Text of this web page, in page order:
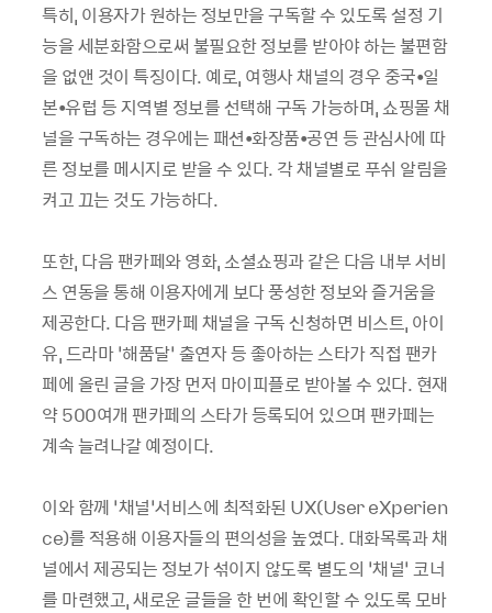
특히, 이용자가 원하는 정보만을 구독할 수 있도록 설정 기
능을 세분화함으로써 불필요한 정보를 받아야 하는 불편함
을 없앤 것이 특징이다. 예로, 여행사 채널의 경우 중국•일
본•유럽 등 지역별 정보를 선택해 구독 가능하며, 쇼핑몰 채
널을 구독하는 경우에는 패션•화장품•공연 등 관심사에 따
른 정보를 메시지로 받을 수 있다. 각 채널별로 푸쉬 알림을
켜고 끄는 것도 가능하다.
또한, 다음 팬카페와 영화, 소셜쇼핑과 같은 다음 내부 서비
스 연동을 통해 이용자에게 보다 풍성한 정보와 즐거움을
제공한다. 다음 팬카페 채널을 구독 신청하면 비스트, 아이
유, 드라마 ‘해품달’ 출연자 등 좋아하는 스타가 직접 팬카
페에 올린 글을 가장 먼저 마이피플로 받아볼 수 있다. 현재
약 500여개 팬카페의 스타가 등록되어 있으며 팬카페는
계속 늘려나갈 예정이다.
이와 함께 ‘채널’서비스에 최적화된 UX(User eXperien
ce)를 적용해 이용자들의 편의성을 높였다. 대화목록과 채
널에서 제공되는 정보가 섞이지 않도록 별도의 ‘채널’ 코너
를 마련했고, 새로운 글들을 한 번에 확인할 수 있도록 모바